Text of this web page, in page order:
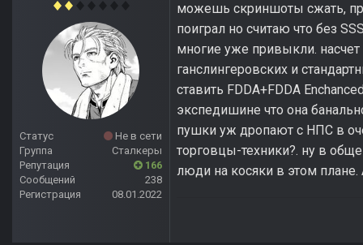
Статус
Не в сети
Группа
Сталкеры
Репутация
166
Сообщений
238
Регистрация
08.01.2022
можешь скриншоты сжать,
поиграл но считаю что без
многие уже привыкли. насчет
ганслингеровских и
ставить FDDA+FDDA
экспедишине что она
пушки уж дропают с НПС в
торговцы-техники?. ну в
люди на косяки в этом плане.